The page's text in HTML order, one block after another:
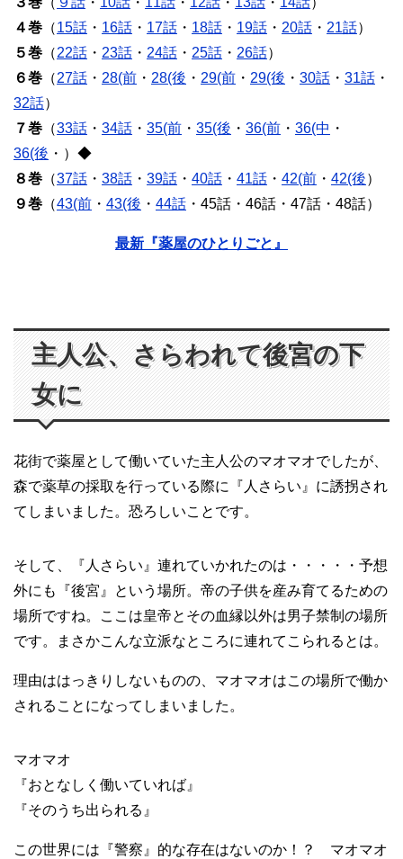
４巻 （15話 ・ 16話 ・ 17話 ・ 18話 ・ 19話 ・ 20話 ・ 21話）
５巻 （22話 ・ 23話 ・ 24話 ・ 25話 ・ 26話）
６巻 （27話 ・ 28(前 ・ 28(後 ・ 29(前 ・ 29(後 ・ 30話 ・ 31話 ・
32話）
７巻 （33話 ・ 34話 ・ 35(前 ・ 35(後 ・ 36(前 ・ 36(中 ・
36(後 ・）◆
８巻 （37話 ・ 38話 ・ 39話 ・ 40話 ・ 41話 ・ 42(前 ・ 42(後）
９巻 （43(前 ・ 43(後 ・ 44話 ・45話・46話・47話・48話）
最新『薬屋のひとりごと』
主人公、さらわれて後宮の下
女に
花街で薬屋として働いていた主人公のマオマオでしたが、
森で薬草の採取を行っている際に『人さらい』に誘拐され
てしまいました。恐ろしいことです。
そして、『人さらい』連れていかれたのは・・・・・予想
外にも『後宮』という場所。帝の子供を産み育てるための
場所ですね。ここは皇帝とその血縁以外は男子禁制の場所
です。まさかこんな立派なところに連れてこられるとは。
理由ははっきりしないものの、マオマオはこの場所で働か
されることになってしまいました。
マオマオ
『おとなしく働いていれば』
『そのうち出られる』
この世界には『警察』的な存在はないのか！？ マオマオ